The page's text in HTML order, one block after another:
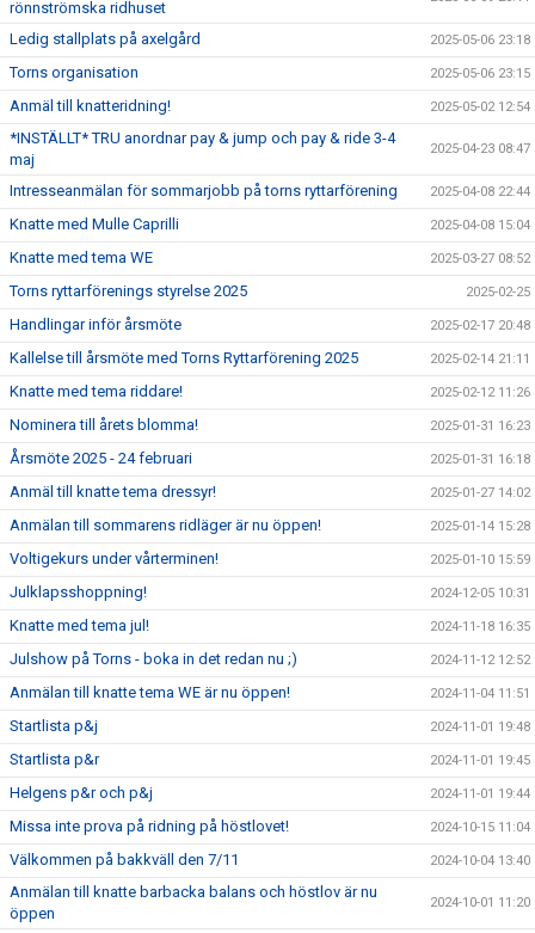
rönnströmska ridhuset
Ledig stallplats på axelgård 2025-05-06 23:18
Torns organisation 2025-05-06 23:15
Anmäl till knatteridning! 2025-05-02 12:54
*INSTÄLLT* TRU anordnar pay & jump och pay & ride 3-4
maj
2025-04-23 08:47
Intresseanmälan för sommarjobb på torns ryttarförening 2025-04-08 22:44
Knatte med Mulle Caprilli 2025-04-08 15:04
Knatte med tema WE 2025-03-27 08:52
Torns ryttarförenings styrelse 2025 2025-02-25
Handlingar inför årsmöte 2025-02-17 20:48
Kallelse till årsmöte med Torns Ryttarförening 2025 2025-02-14 21:11
Knatte med tema riddare! 2025-02-12 11:26
Nominera till årets blomma! 2025-01-31 16:23
Årsmöte 2025 - 24 februari 2025-01-31 16:18
Anmäl till knatte tema dressyr! 2025-01-27 14:02
Anmälan till sommarens ridläger är nu öppen! 2025-01-14 15:28
Voltigekurs under vårterminen! 2025-01-10 15:59
Julklapsshoppning! 2024-12-05 10:31
Knatte med tema jul! 2024-11-18 16:35
Julshow på Torns - boka in det redan nu ;) 2024-11-12 12:52
Anmälan till knatte tema WE är nu öppen! 2024-11-04 11:51
Startlista p&j 2024-11-01 19:48
Startlista p&r 2024-11-01 19:45
Helgens p&r och p&j 2024-11-01 19:44
Missa inte prova på ridning på höstlovet! 2024-10-15 11:04
Välkommen på bakkväll den 7/11 2024-10-04 13:40
Anmälan till knatte barbacka balans och höstlov är nu
öppen
2024-10-01 11:20